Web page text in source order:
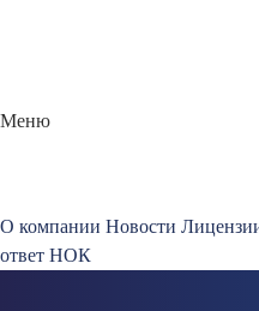
Меню
О компании Новости
ответ НОК